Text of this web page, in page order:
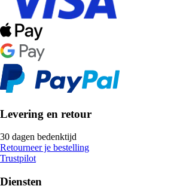
Levering en retour
30 dagen bedenktijd
Retourneer je bestelling
Trustpilot
Diensten